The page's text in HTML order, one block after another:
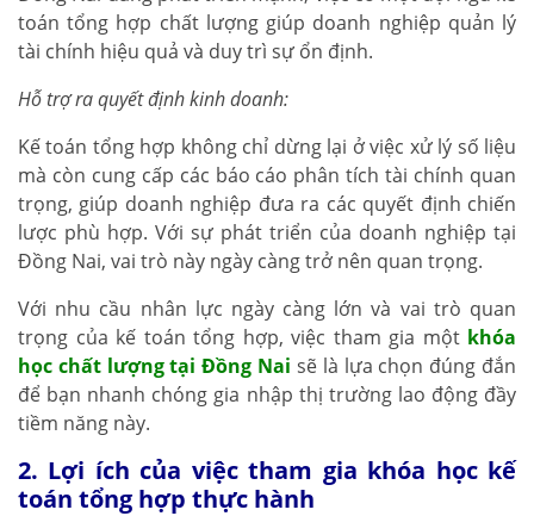
toán tổng hợp chất lượng giúp doanh nghiệp quản lý
tài chính hiệu quả và duy trì sự ổn định.
Hỗ trợ ra quyết định kinh doanh:
Kế toán tổng hợp không chỉ dừng lại ở việc xử lý số liệu
mà còn cung cấp các báo cáo phân tích tài chính quan
trọng, giúp doanh nghiệp đưa ra các quyết định chiến
lược phù hợp. Với sự phát triển của doanh nghiệp tại
Đồng Nai, vai trò này ngày càng trở nên quan trọng.
Với nhu cầu nhân lực ngày càng lớn và vai trò quan
trọng của kế toán tổng hợp, việc tham gia một khóa
học chất lượng tại Đồng Nai sẽ là lựa chọn đúng đắn
để bạn nhanh chóng gia nhập thị trường lao động đầy
tiềm năng này.
2. Lợi ích của việc tham gia khóa học kế
toán tổng hợp thực hành